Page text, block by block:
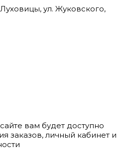
ул. Жуковского,
вам будет доступно
заказов, личный кабинет и